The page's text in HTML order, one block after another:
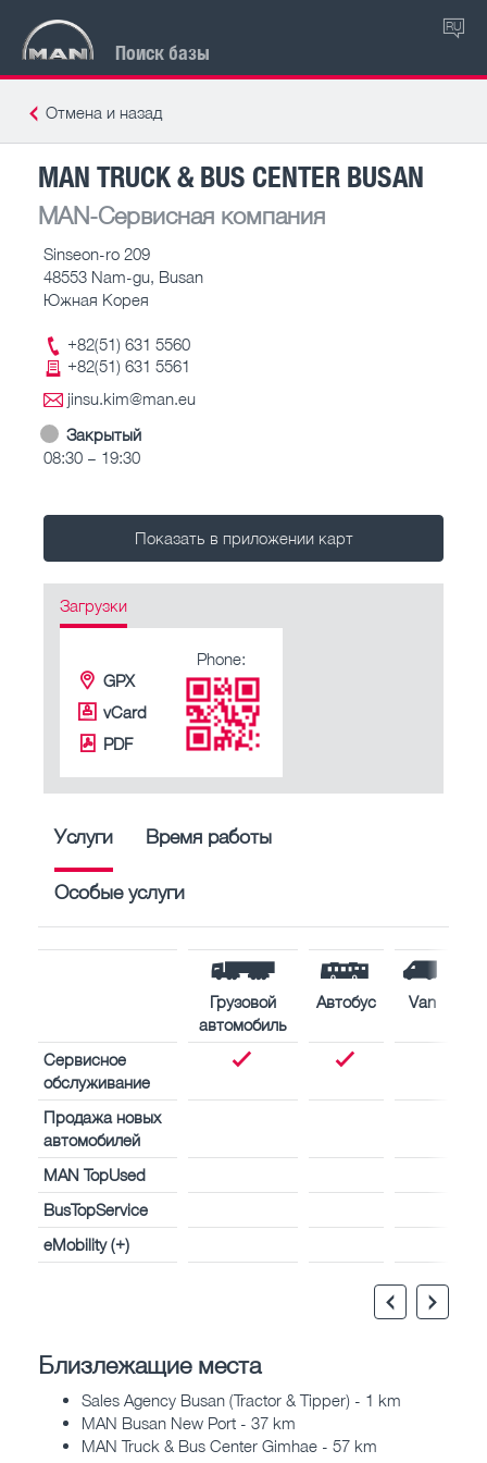
Поиск базы
RU
Отмена и назад
MAN TRUCK & BUS CENTER BUSAN
MAN-Сервисная компания
Sinseon-ro 209
48553 Nam-gu, Busan
Южная Корея
+82(51) 631 5560
+82(51) 631 5561
jinsu.kim@man.eu
Закрытый
08:30 – 19:30
Показать в приложении карт
Загрузки
GPX
vCard
PDF
Phone:
Услуги Время работы
Особые услуги
Грузовой
автомобиль
Автобус Van
Сервисное
обслуживание
Продажа новых
автомобилей
MAN TopUsed
BusTopService
eMobility (+)
Близлежащие места
Sales Agency Busan (Tractor & Tipper) - 1 km
MAN Busan New Port - 37 km
MAN Truck & Bus Center Gimhae - 57 km